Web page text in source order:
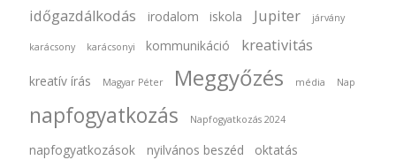
időgazdálkodás
irodalom iskola Jupiter járvány
karácsony karácsonyi kommunikáció kreativitás
kreatív írás Magyar Péter Meggyőzés média Nap
napfogyatkozás Napfogyatkozás 2024
napfogyatkozások nyilvános beszéd oktatás